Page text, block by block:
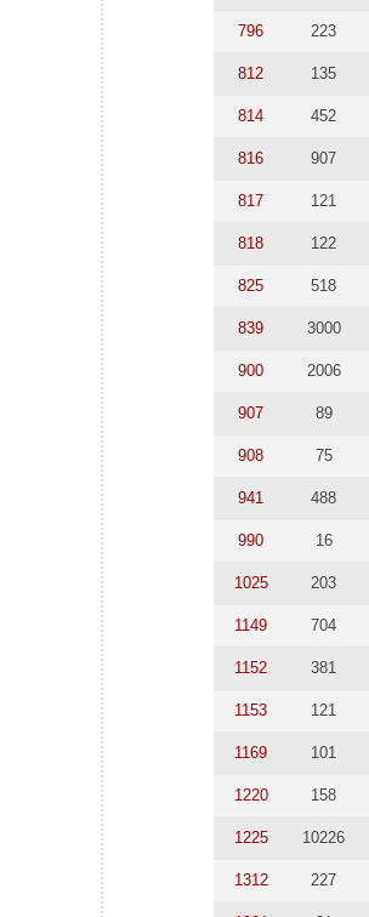
796 223
812 135
814 452
816 907
817 121
818 122
825 518
839 3000
900 2006
907 89
908 75
941 488
990 16
1025 203
1149 704
1152 381
1153 121
1169 101
1220 158
1225 10226
1312 227